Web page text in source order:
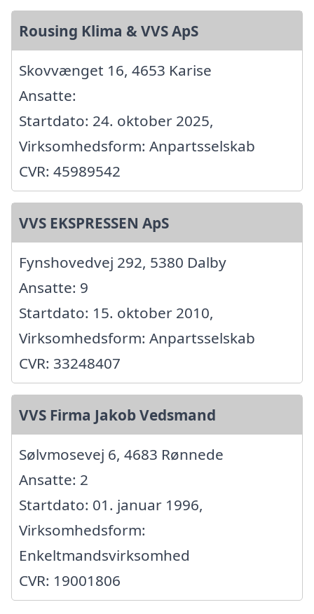
Rousing Klima & VVS ApS
Skovvænget 16, 4653 Karise
Ansatte:
Startdato: 24. oktober 2025,
Virksomhedsform: Anpartsselskab
CVR: 45989542
VVS EKSPRESSEN ApS
Fynshovedvej 292, 5380 Dalby
Ansatte: 9
Startdato: 15. oktober 2010,
Virksomhedsform: Anpartsselskab
CVR: 33248407
VVS Firma Jakob Vedsmand
Sølvmosevej 6, 4683 Rønnede
Ansatte: 2
Startdato: 01. januar 1996,
Virksomhedsform:
Enkeltmandsvirksomhed
CVR: 19001806